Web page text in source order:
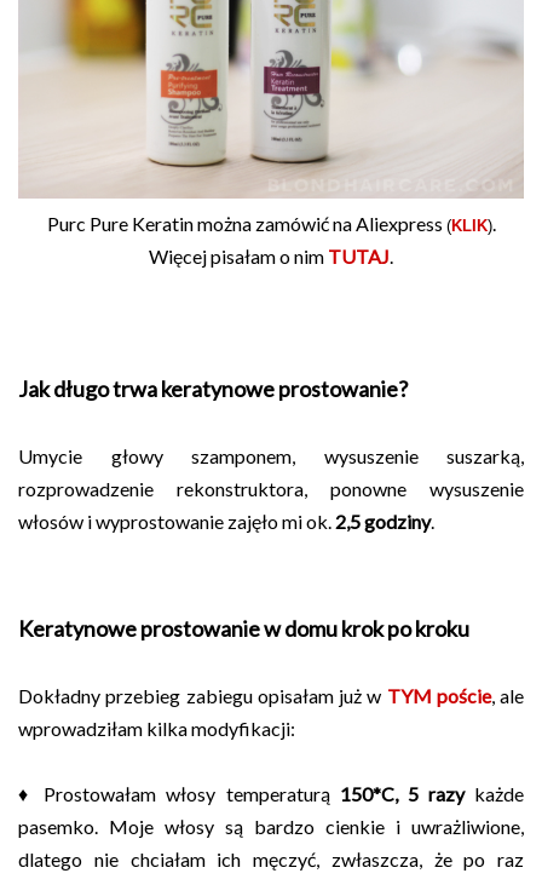
Purc Pure Keratin można zamówić na Aliexpress (KLIK).
Więcej pisałam o nim TUTAJ.
Jak długo trwa keratynowe prostowanie?
Umycie głowy szamponem, wysuszenie suszarką,
rozprowadzenie rekonstruktora, ponowne wysuszenie
włosów i wyprostowanie zajęło mi ok. 2,5 godziny.
Keratynowe prostowanie w domu krok po kroku
Dokładny przebieg zabiegu opisałam już w TYM poście, ale
wprowadziłam kilka modyfikacji:
♦ Prostowałam włosy temperaturą 150*C, 5 razykażde
pasemko. Moje włosy są bardzo cienkie i uwrażliwione,
dlatego nie chciałam ich męczyć, zwłaszcza, że po raz